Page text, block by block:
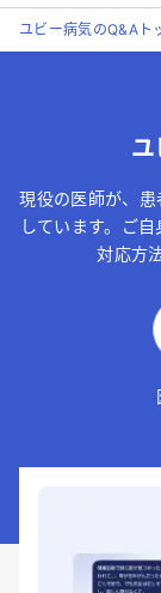
ユビー病気のQ&Aト
現役の医師が、
しています。ご
対応方